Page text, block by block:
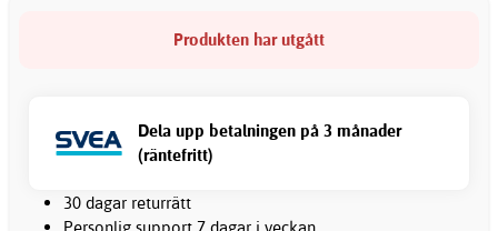
Produkten har utgått
Dela upp betalningen på 3 månader
(räntefritt)
30 dagar returrätt